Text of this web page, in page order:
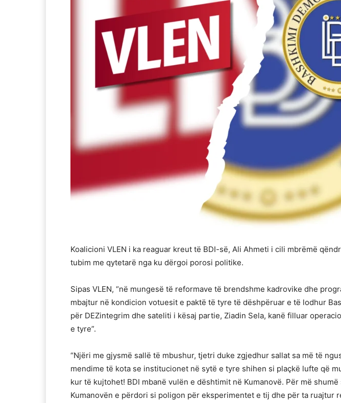
Koalicioni VLEN i ka reaguar kreut të BDI-së, Ali Ahmeti i cili mbrëmë
tubim me qytetarë nga ku dërgoi porosi politike.
Sipas VLEN, “në mungesë të reformave të brendshme kadrovike dhe
mbajtur në kondicion votuesit e paktë të tyre të dëshpëruar e të lodhur
për DEZintegrim dhe sateliti i kësaj partie, Ziadin Sela, kanë filluar
e tyre”.
“Njëri me gjysmë sallë të mbushur, tjetri duke zgjedhur sallat sa më të
mendime të kota se institucionet në sytë e tyre shihen si plaçkë lufte që
kur të kujtohet! BDI mbanë vulën e dështimit në Kumanovë. Për më
Kumanovën e përdori si poligon për eksperimentet e tij dhe për ta ruajtur